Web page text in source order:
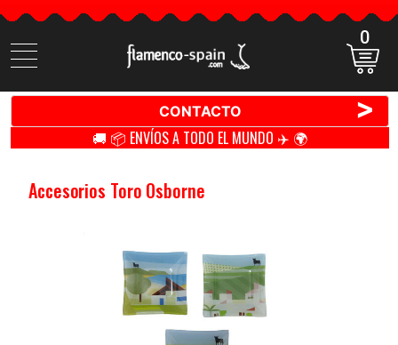
Buscar
productos
0
CONTACTO >
🚚 📦 ENVÍOS A TODO EL MUNDO ✈️ 🌍
Accesorios Toro Osborne